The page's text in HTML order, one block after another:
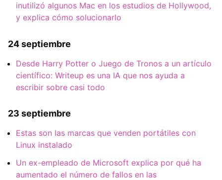
inutilizó algunos Mac en los estudios de Hollywood,
y explica cómo solucionarlo
24 septiembre
Desde Harry Potter o Juego de Tronos a un artículo
científico: Writeup es una IA que nos ayuda a
escribir sobre casi todo
23 septiembre
Estas son las marcas que venden portátiles con
Linux instalado
Un ex-empleado de Microsoft explica por qué ha
aumentado el número de fallos en las